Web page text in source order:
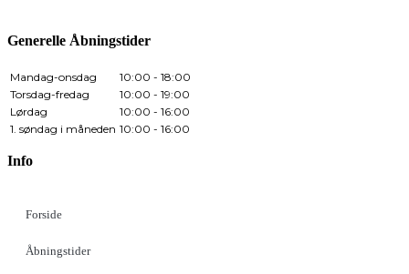
Generelle Åbningstider
Mandag-onsdag
10:00 - 18:00
Torsdag-fredag
10:00 - 19:00
Lørdag
10:00 - 16:00
1. søndag i måneden 10:00 - 16:00
Info
Forside
Åbningstider